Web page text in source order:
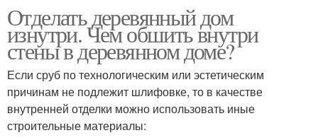
Отделать деревянный дом
изнутри. Чем обшить внутри
стены в деревянном доме?
Если сруб по технологическим или эстетическим
причинам не подлежит шлифовке, то в качестве
внутренней отделки можно использовать иные
строительные материалы: